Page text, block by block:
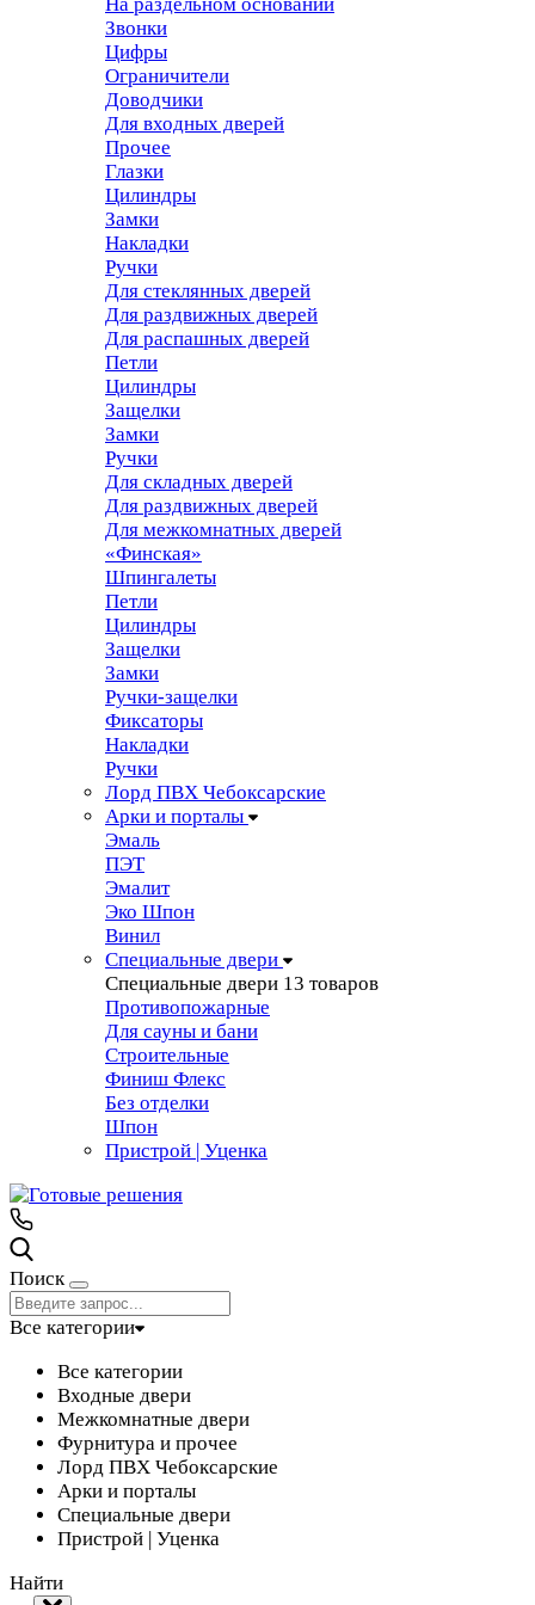
Звонки
Цифры
Ограничители
Доводчики
Для входных дверей
Прочее
Глазки
Цилиндры
Замки
Накладки
Ручки
Для стеклянных дверей
Для раздвижных дверей
Для распашных дверей
Петли
Цилиндры
Защелки
Замки
Ручки
Для складных дверей
Для раздвижных дверей
Для межкомнатных дверей
«Финская»
Шпингалеты
Петли
Цилиндры
Защелки
Замки
Ручки-защелки
Фиксаторы
Накладки
Ручки
Лорд ПВХ Чебоксарские
Арки и порталы
Эмаль
ПЭТ
Эмалит
Эко Шпон
Винил
Специальные двери
Специальные двери 13 товаров
Противопожарные
Для сауны и бани
Строительные
Финиш Флекс
Без отделки
Шпон
Пристрой | Уценка
Поиск
Все категории
Все категории
Входные двери
Межкомнатные двери
Фурнитура и прочее
Лорд ПВХ Чебоксарские
Арки и порталы
Специальные двери
Пристрой | Уценка
Найти